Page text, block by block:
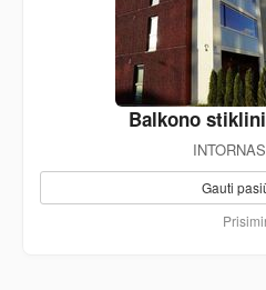
Balkono
Gauti